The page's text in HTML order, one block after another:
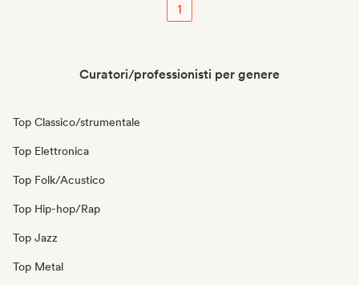
1
Curatori/professionisti per genere
Top Classico/strumentale
Top Elettronica
Top Folk/Acustico
Top Hip-hop/Rap
Top Jazz
Top Metal